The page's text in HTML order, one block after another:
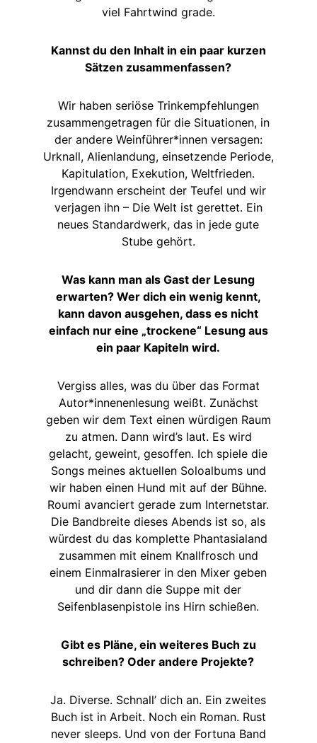
viel Fahrtwind grade.
Kannst du den Inhalt in ein paar kurzen
Sätzen zusammenfassen?
Wir haben seriöse Trinkempfehlungen
zusammengetragen für die Situationen, in
der andere Weinführer*innen versagen:
Urknall, Alienlandung, einsetzende Periode,
Kapitulation, Exekution, Weltfrieden.
Irgendwann erscheint der Teufel und wir
verjagen ihn – Die Welt ist gerettet. Ein
neues Standardwerk, das in jede gute
Stube gehört.
Was kann man als Gast der Lesung
erwarten? Wer dich ein wenig kennt,
kann davon ausgehen, dass es nicht
einfach nur eine „trockene“ Lesung aus
ein paar Kapiteln wird.
Vergiss alles, was du über das Format
Autor*innenenlesung weißt. Zunächst
geben wir dem Text einen würdigen Raum
zu atmen. Dann wird’s laut. Es wird
gelacht, geweint, gesoffen. Ich spiele die
Songs meines aktuellen Soloalbums und
wir haben einen Hund mit auf der Bühne.
Roumi avanciert gerade zum Internetstar.
Die Bandbreite dieses Abends ist so, als
würdest du das komplette Phantasialand
zusammen mit einem Knallfrosch und
einem Einmalrasierer in den Mixer geben
und dir dann die Suppe mit der
Seifenblasenpistole ins Hirn schießen.
Gibt es Pläne, ein weiteres Buch zu
schreiben? Oder andere Projekte?
Ja. Diverse. Schnall’ dich an. Ein zweites
Buch ist in Arbeit. Noch ein Roman. Rust
never sleeps. Und von der Fortuna Band